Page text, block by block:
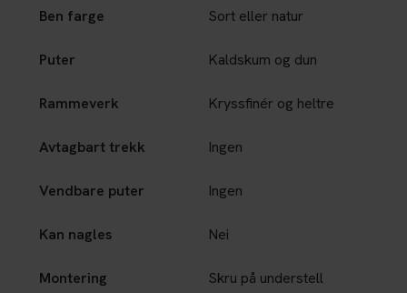
Ben farge Sort eller natur
Puter Kaldskum og dun
Rammeverk Kryssfinér og heltre
Avtagbart trekk Ingen
Vendbare puter Ingen
Kan nagles Nei
Montering Skru på understell